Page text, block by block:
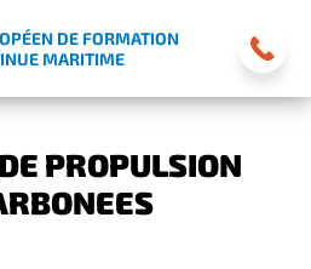
DE FORMATION
MARITIME
PROPULSION